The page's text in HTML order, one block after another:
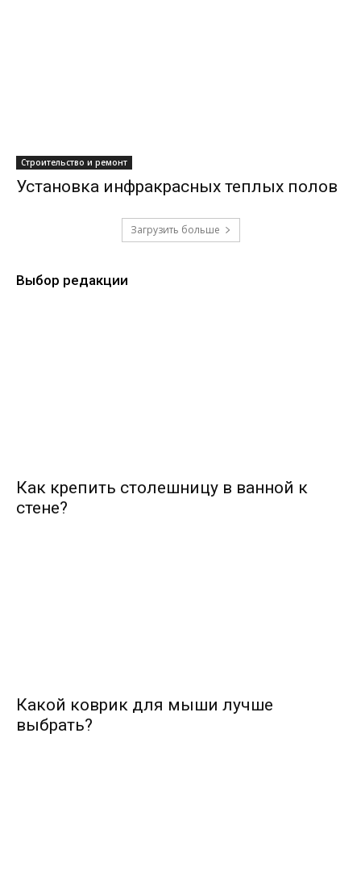
Строительство и ремонт
Установка инфракрасных теплых полов
Загрузить больше
Выбор редакции
Как крепить столешницу в ванной к
стене?
Какой коврик для мыши лучше
выбрать?